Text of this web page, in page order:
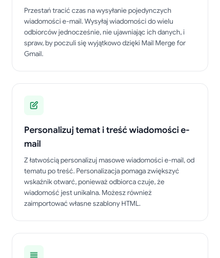
Przestań tracić czas na wysyłanie pojedynczych
wiadomości e-mail. Wysyłaj wiadomości do wielu
odbiorców jednocześnie, nie ujawniając ich danych, i
spraw, by poczuli się wyjątkowo dzięki Mail Merge for
Gmail.
Personalizuj temat i treść wiadomości e-
mail
Z łatwością personalizuj masowe wiadomości e-mail, od
tematu po treść. Personalizacja pomaga zwiększyć
wskaźnik otwarć, ponieważ odbiorca czuje, że
wiadomość jest unikalna. Możesz również
zaimportować własne szablony HTML.